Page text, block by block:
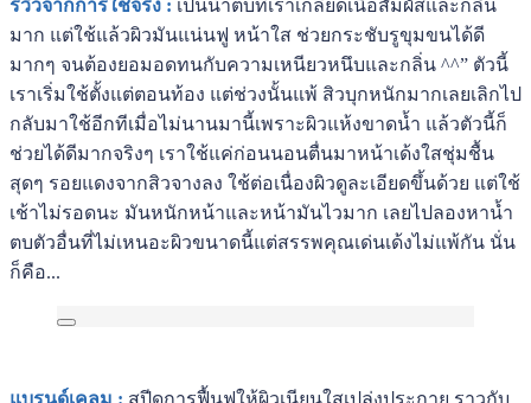
รีวิวจากการใช้จริง : เป็นน้ำตบที่เราเกลียดเนื้อสัมผัสและกลิ่น
มาก แต่ใช้แล้วผิวมันแน่นฟู หน้าใส ช่วยกระชับรูขุมขนได้ดี
มากๆ จนต้องยอมอดทนกับความเหนียวหนึบและกลิ่น ^^” ตัวนี้
เราเริ่มใช้ตั้งแต่ตอนท้อง แต่ช่วงนั้นแพ้ สิวบุกหนักมากเลยเลิกไป
กลับมาใช้อีกทีเมื่อไม่นานมานี้เพราะผิวแห้งขาดน้ำ แล้วตัวนี้ก็
ช่วยได้ดีมากจริงๆ เราใช้แค่ก่อนนอนตื่นมาหน้าเด้งใสชุ่มชื้น
สุดๆ รอยแดงจากสิวจางลง ใช้ต่อเนื่องผิวดูละเอียดขึ้นด้วย แต่ใช้
เช้าไม่รอดนะ มันหนักหน้าและหน้ามันไวมาก เลยไปลองหาน้ำ
ตบตัวอื่นที่ไม่เหนอะผิวขนาดนี้แต่สรรพคุณเด่นเด้งไม่แพ้กัน นั่น
ก็คือ...
แบรนด์เคลม : สปีดการฟื้นฟูให้ผิวเนียนใสเปล่งประกาย ราวกับ